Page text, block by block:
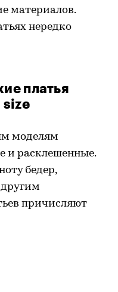
материалов.
нередко
платья
size
моделям
и расклешенные.
бедер,
причисляют